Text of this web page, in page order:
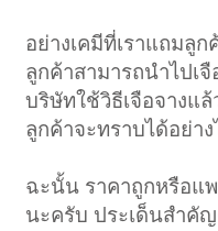
อย่างเคมีที่เราแถมลู
ลูกค้าสามารถนำไปเ
บริษัทใช้วิธีเจือจางแ
ลูกค้าจะทราบได้อย่า
ฉะนั้น ราคาถูกหรือแ
นะครับ ประเด็นสำคั